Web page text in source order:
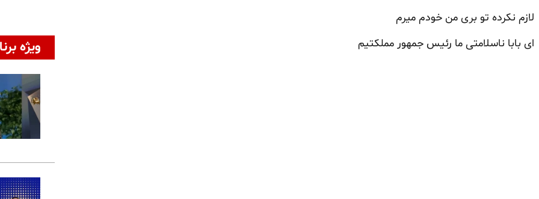
لازم نکرده تو بری من خودم میرم
ای بابا ناسلامتی ما رئیس جمهور مملکتیم
ویژه